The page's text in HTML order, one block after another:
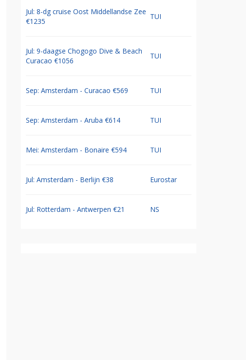
Jul: 8-dg cruise Oost Middellandse Zee
€1235
TUI
Jul: 9-daagse Chogogo Dive & Beach
Curacao €1056
TUI
Sep: Amsterdam - Curacao €569 TUI
Sep: Amsterdam - Aruba €614 TUI
Mei: Amsterdam - Bonaire €594 TUI
Jul: Amsterdam - Berlijn €38 Eurostar
Jul: Rotterdam - Antwerpen €21 NS